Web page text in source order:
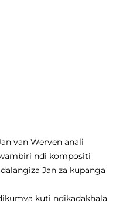
van Werven anali
ndi kompositi
Jan za kupanga
kuti ndikadakhala